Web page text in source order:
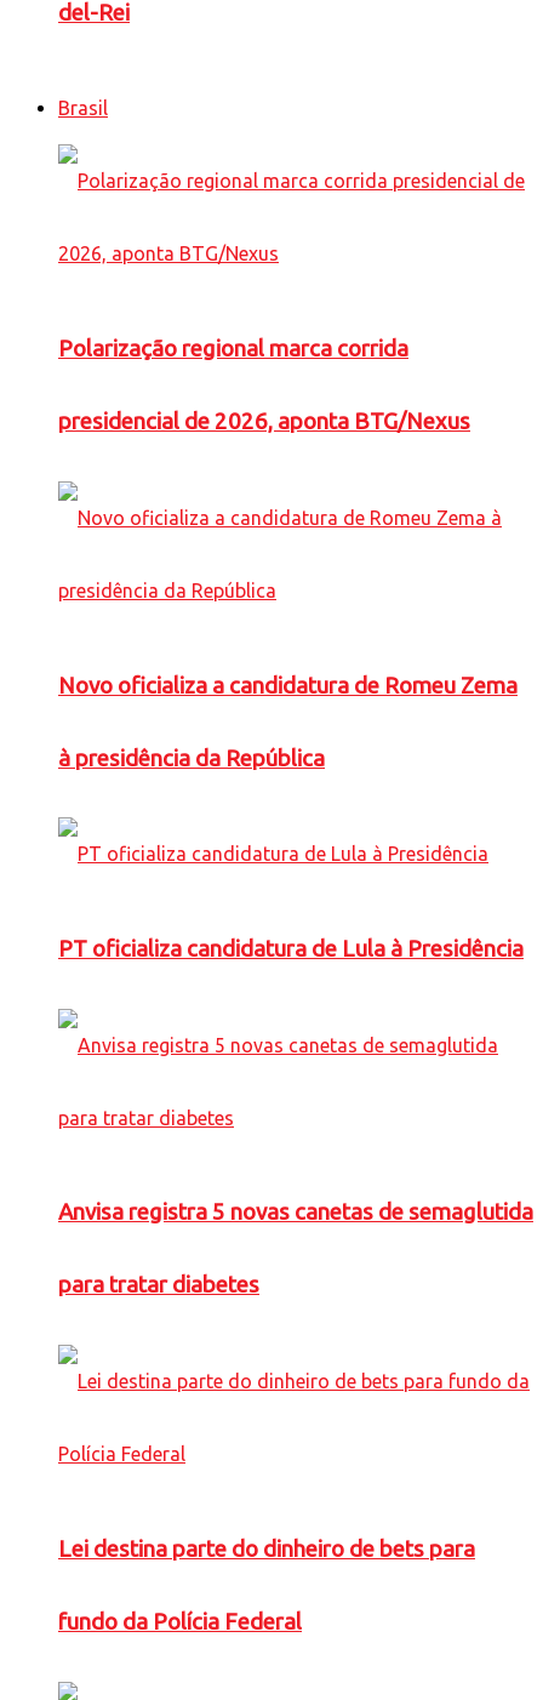
del-Rei
Brasil
Polarização regional marca corrida
presidencial de 2026, aponta BTG/Nexus
Novo oficializa a candidatura de Romeu Zema
à presidência da República
PT oficializa candidatura de Lula à Presidência
Anvisa registra 5 novas canetas de semaglutida
para tratar diabetes
Lei destina parte do dinheiro de bets para
fundo da Polícia Federal